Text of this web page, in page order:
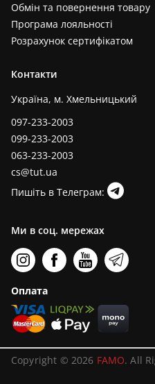
Обмін та повернення товару
Програма лояльності
Розрахунок сертифікатом
Контакти
Україна, м. Хмельницький
097-233-2003
099-233-2003
063-233-2003
cs@tut.ua
Пишіть в Телеграм:
Ми в соц. мережах
Оплата
Copyright © 2026 FAMO. All